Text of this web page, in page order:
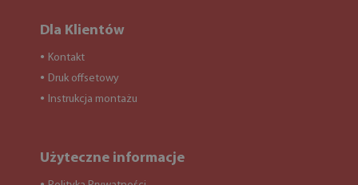
Dla Klientów
● Kontakt
● Druk offsetowy
● Instrukcja montażu
Użyteczne informacje